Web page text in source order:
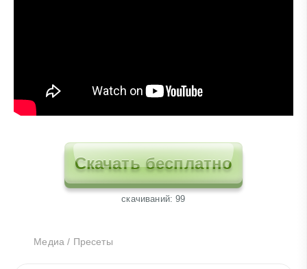
Скачать бесплатно
cкачиваний: 99
Медиа / Пресеты